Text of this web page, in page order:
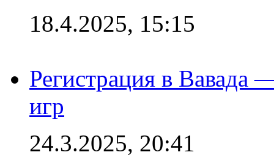
18.4.2025, 15:15
Регистрация в Вавада
игр
24.3.2025, 20:41